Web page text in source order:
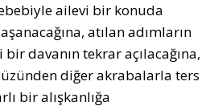
ailevi bir konuda
atılan adımların
bir davanın tekrar açılacağına,
diğer akrabalarla ters
bir alışkanlığa